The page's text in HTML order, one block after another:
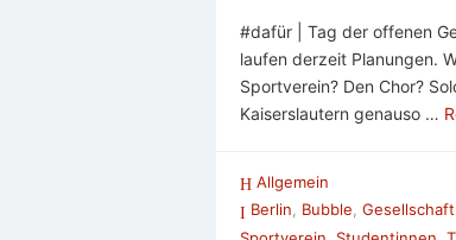
#dafür | Tag der offenen
laufen derzeit Planungen.
Sportverein? Den Chor?
Kaiserslautern genauso …
Allgemein
Berlin, Bubble, Gesellschaft